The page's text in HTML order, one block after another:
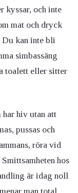
kyssar, och inte
mat och dryck
Du kan inte bli
simbassäng
toalett eller sitter
har hiv utan att
pussas och
röra vid
hos
är idag noll
man total